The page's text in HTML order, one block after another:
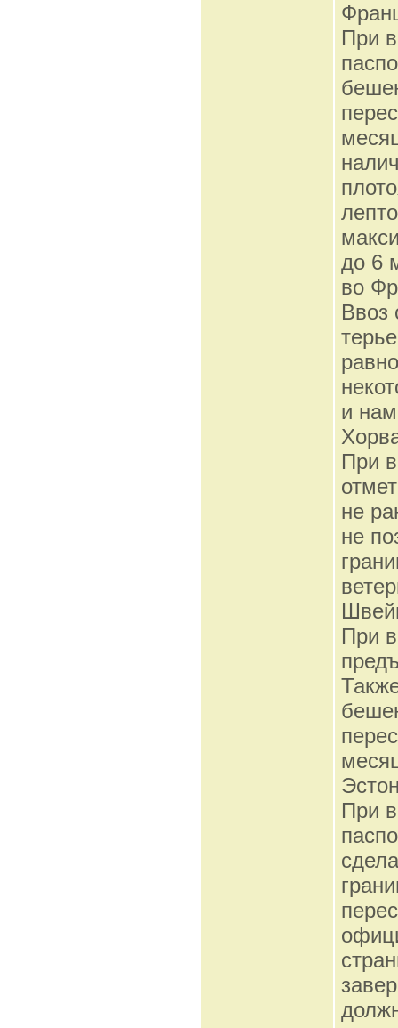
При
до 6
во
Ввоз
и
При
не
не
При
При